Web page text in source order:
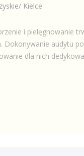
Kielce
i pielęgnowanie
Dokonywanie audytu
dla nich